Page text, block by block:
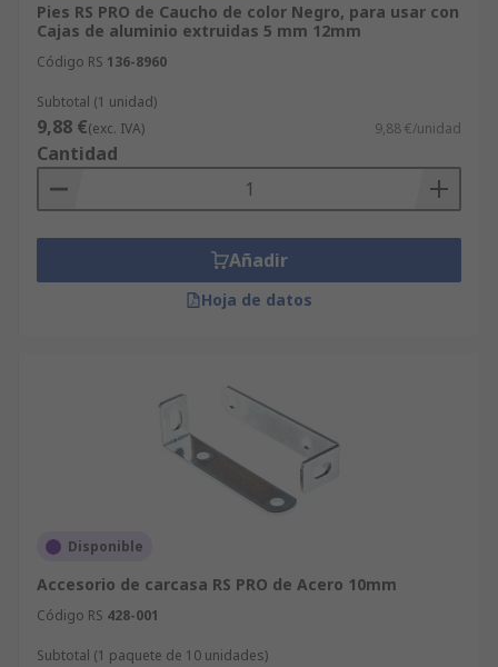
Pies RS PRO de Caucho de color Negro, para usar con
Cajas de aluminio extruidas 5 mm 12mm
Código RS 136-8960
Subtotal (1 unidad)
9,88 €(exc. IVA) 9,88 €/unidad
Cantidad
Añadir
Hoja de datos
Disponible
Accesorio de carcasa RS PRO de Acero 10mm
Código RS 428-001
Subtotal (1 paquete de 10 unidades)